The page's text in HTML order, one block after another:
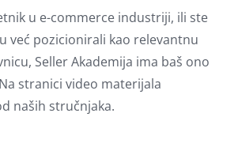
u e-commerce industriji, ili ste
već pozicionirali kao relevantnu
Seller Akademija ima baš ono
stranici video materijala
naših stručnjaka.